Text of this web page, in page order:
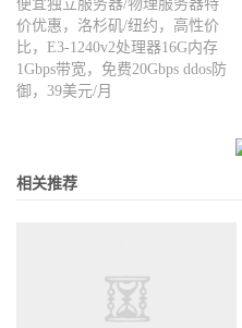
便宜独立服务器/物理服务器特
价优惠，洛杉矶/纽约，高性价
比，E3-1240v2处理器16G内存
1Gbps带宽，免费20Gbps ddos防
御，39美元/月
相关推荐